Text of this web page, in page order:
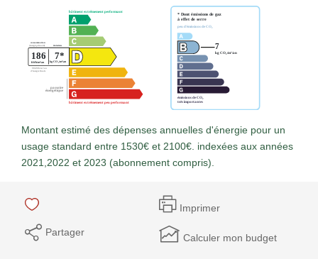
Montant estimé des dépenses annuelles d'énergie pour un
usage standard entre 1530€ et 2100€. indexées aux années
2021,2022 et 2023 (abonnement compris).
Imprimer
Partager Calculer mon budget